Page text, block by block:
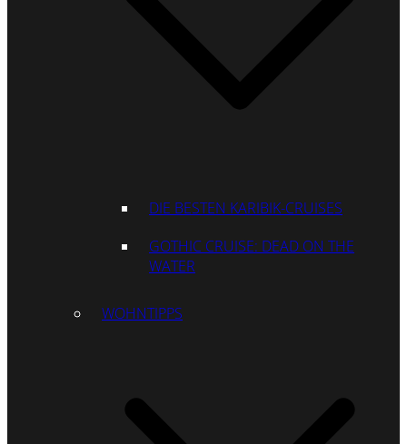
DIE BESTEN KARIBIK-CRUISES
GOTHIC CRUISE: DEAD ON THE
WATER
WOHNTIPPS